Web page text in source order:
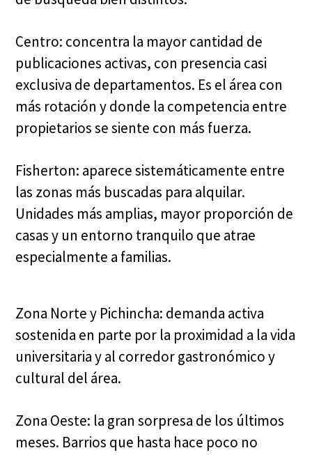
Centro: concentra la mayor cantidad de
publicaciones activas, con presencia casi
exclusiva de departamentos. Es el área con
más rotación y donde la competencia entre
propietarios se siente con más fuerza.
Fisherton: aparece sistemáticamente entre
las zonas más buscadas para alquilar.
Unidades más amplias, mayor proporción de
casas y un entorno tranquilo que atrae
especialmente a familias.
Zona Norte y Pichincha: demanda activa
sostenida en parte por la proximidad a la vida
universitaria y al corredor gastronómico y
cultural del área.
Zona Oeste: la gran sorpresa de los últimos
meses. Barrios que hasta hace poco no